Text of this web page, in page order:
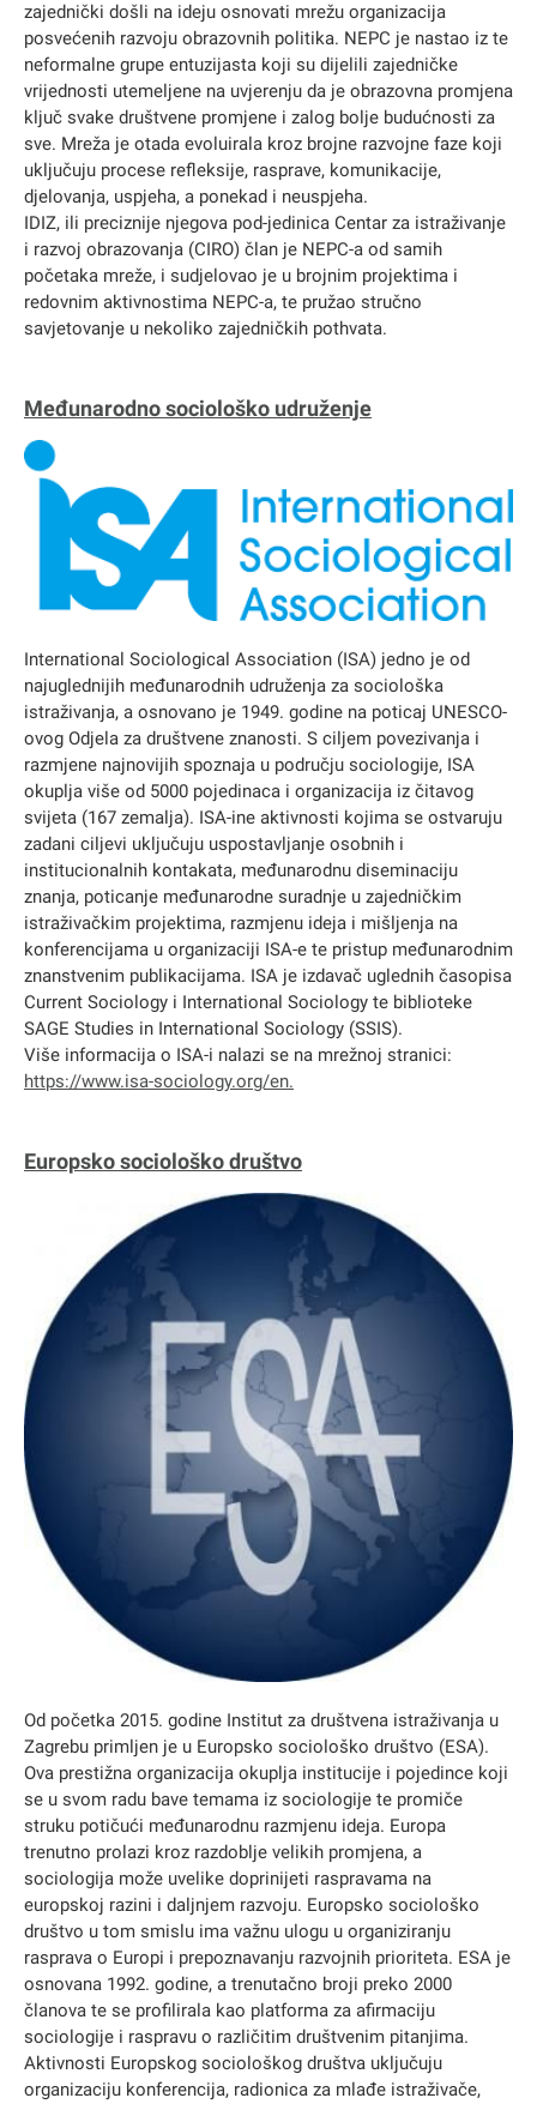
zajednički došli na ideju osnovati mrežu organizacija
posvećenih razvoju obrazovnih politika. NEPC je nastao iz te
neformalne grupe entuzijasta koji su dijelili zajedničke
vrijednosti utemeljene na uvjerenju da je obrazovna promjena
ključ svake društvene promjene i zalog bolje budućnosti za
sve. Mreža je otada evoluirala kroz brojne razvojne faze koji
uključuju procese refleksije, rasprave, komunikacije,
djelovanja, uspjeha, a ponekad i neuspjeha.
IDIZ, ili preciznije njegova pod-jedinica Centar za istraživanje
i razvoj obrazovanja (CIRO) član je NEPC-a od samih
početaka mreže, i sudjelovao je u brojnim projektima i
redovnim aktivnostima NEPC-a, te pružao stručno
savjetovanje u nekoliko zajedničkih pothvata.
Međunarodno sociološko udruženje
International Sociological Association (ISA) jedno je od
najuglednijih međunarodnih udruženja za sociološka
istraživanja, a osnovano je 1949. godine na poticaj UNESCO-
ovog Odjela za društvene znanosti. S ciljem povezivanja i
razmjene najnovijih spoznaja u području sociologije, ISA
okuplja više od 5000 pojedinaca i organizacija iz čitavog
svijeta (167 zemalja). ISA-ine aktivnosti kojima se ostvaruju
zadani ciljevi uključuju uspostavljanje osobnih i
institucionalnih kontakata, međunarodnu diseminaciju
znanja, poticanje međunarodne suradnje u zajedničkim
istraživačkim projektima, razmjenu ideja i mišljenja na
konferencijama u organizaciji ISA-e te pristup međunarodnim
znanstvenim publikacijama. ISA je izdavač uglednih časopisa
Current Sociology i International Sociology te biblioteke
SAGE Studies in International Sociology (SSIS).
Više informacija o ISA-i nalazi se na mrežnoj stranici:
https://www.isa-sociology.org/en.
Europsko sociološko društvo
Od početka 2015. godine Institut za društvena istraživanja u
Zagrebu primljen je u Europsko sociološko društvo (ESA).
Ova prestižna organizacija okuplja institucije i pojedince koji
se u svom radu bave temama iz sociologije te promiče
struku potičući međunarodnu razmjenu ideja. Europa
trenutno prolazi kroz razdoblje velikih promjena, a
sociologija može uvelike doprinijeti raspravama na
europskoj razini i daljnjem razvoju. Europsko sociološko
društvo u tom smislu ima važnu ulogu u organiziranju
rasprava o Europi i prepoznavanju razvojnih prioriteta. ESA je
osnovana 1992. godine, a trenutačno broji preko 2000
članova te se profilirala kao platforma za afirmaciju
sociologije i raspravu o različitim društvenim pitanjima.
Aktivnosti Europskog sociološkog društva uključuju
organizaciju konferencija, radionica za mlađe istraživače,